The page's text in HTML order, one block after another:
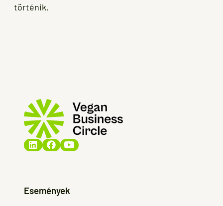
történik.
Események